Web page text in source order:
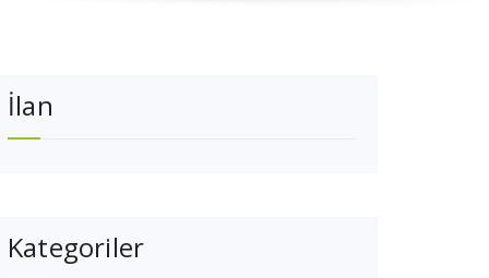
İlan
Kategoriler